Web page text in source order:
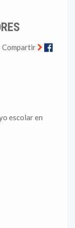
Compartir
escolar en